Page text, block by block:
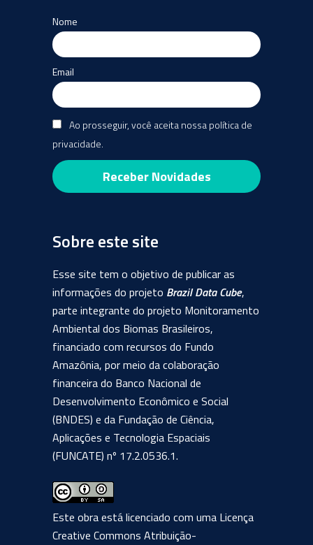
Nome
Email
Ao prosseguir, você aceita nossa política de
privacidade.
Sobre este site
Esse site tem o objetivo de publicar as
informações do projeto Brazil Data Cube,
parte integrante do projeto Monitoramento
Ambiental dos Biomas Brasileiros,
financiado com recursos do Fundo
Amazônia, por meio da colaboração
financeira do Banco Nacional de
Desenvolvimento Econômico e Social
(BNDES) e da Fundação de Ciência,
Aplicações e Tecnologia Espaciais
(FUNCATE) nº 17.2.0536.1.
Este obra está licenciado com uma Licença
Creative Commons Atribuição-